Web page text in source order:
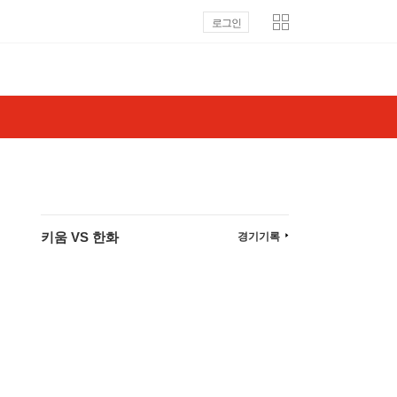
로그인
키움 VS 한화 경기기록